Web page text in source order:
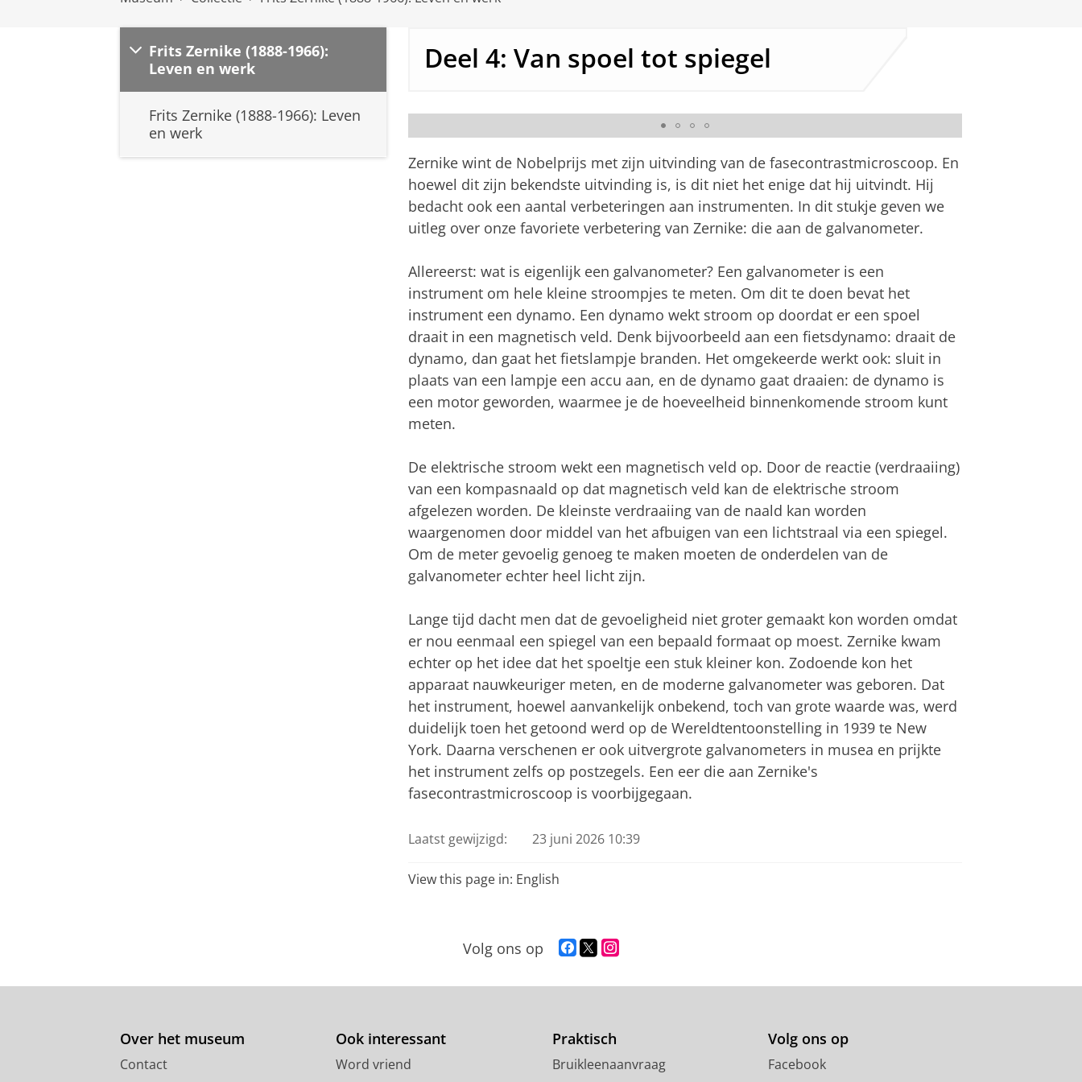
Frits Zernike (1888-1966):
Leven en werk
Frits Zernike (1888-1966): Leven
en werk
Deel 4: Van spoel tot spiegel
Zernike wint de Nobelprijs met zijn uitvinding van de fasecontrastmicroscoop. En
hoewel dit zijn bekendste uitvinding is, is dit niet het enige dat hij uitvindt. Hij
bedacht ook een aantal verbeteringen aan instrumenten. In dit stukje geven we
uitleg over onze favoriete verbetering van Zernike: die aan de galvanometer.
Allereerst: wat is eigenlijk een galvanometer? Een galvanometer is een
instrument om hele kleine stroompjes te meten. Om dit te doen bevat het
instrument een dynamo. Een dynamo wekt stroom op doordat er een spoel
draait in een magnetisch veld. Denk bijvoorbeeld aan een fietsdynamo: draait de
dynamo, dan gaat het fietslampje branden. Het omgekeerde werkt ook: sluit in
plaats van een lampje een accu aan, en de dynamo gaat draaien: de dynamo is
een motor geworden, waarmee je de hoeveelheid binnenkomende stroom kunt
meten.
De elektrische stroom wekt een magnetisch veld op. Door de reactie (verdraaiing)
van een kompasnaald op dat magnetisch veld kan de elektrische stroom
afgelezen worden. De kleinste verdraaiing van de naald kan worden
waargenomen door middel van het afbuigen van een lichtstraal via een spiegel.
Om de meter gevoelig genoeg te maken moeten de onderdelen van de
galvanometer echter heel licht zijn.
Lange tijd dacht men dat de gevoeligheid niet groter gemaakt kon worden omdat
er nou eenmaal een spiegel van een bepaald formaat op moest. Zernike kwam
echter op het idee dat het spoeltje een stuk kleiner kon. Zodoende kon het
apparaat nauwkeuriger meten, en de moderne galvanometer was geboren. Dat
het instrument, hoewel aanvankelijk onbekend, toch van grote waarde was, werd
duidelijk toen het getoond werd op de Wereldtentoonstelling in 1939 te New
York. Daarna verschenen er ook uitvergrote galvanometers in musea en prijkte
het instrument zelfs op postzegels. Een eer die aan Zernike's
fasecontrastmicroscoop is voorbijgegaan.
Laatst gewijzigd: 23 juni 2026 10:39
View this page in: English
Volg ons op
F
c
o
o
k
T
i
e
p
I
s
a
Over het museum
Contact
Ook interessant
Word vriend
Praktisch
Bruikleenaanvraag
Volg ons op
Facebook